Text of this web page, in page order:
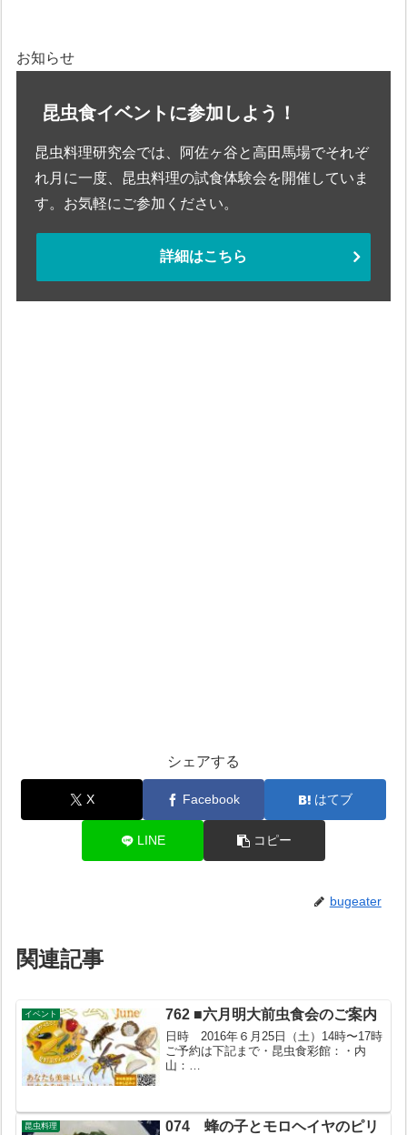
お知らせ
昆虫食イベントに参加しよう！
昆虫料理研究会では、阿佐ヶ谷と高田馬場でそれぞ
れ月に一度、昆虫料理の試食体験会を開催していま
す。お気軽にご参加ください。
詳細はこちら
シェアする
X Facebook はてブ
LINE コピー
bugeater
関連記事
イベント 762 ■六月明大前虫食会のご案内
日時 2016年６月25日（土）14時〜17時
ご予約は下記まで・昆虫食彩館：・内
山：
だけます。*********************...
昆虫料理
074 蜂の子とモロヘイヤのピリ